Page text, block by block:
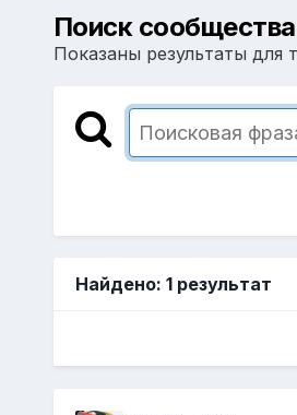
Поиск сообщества
Показаны результаты для
Найдено: 1 результат